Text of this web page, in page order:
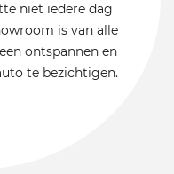
niet iedere dag
is van alle
ontspannen en
te bezichtigen.